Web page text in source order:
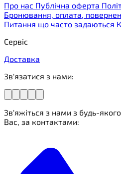
Про нас Публічна оферта
Бронювання, оплата,
Питання що часто задаються
Сервіс
Доставка
Зв'язатися з нами:
Зв'яжіться з нами з будь-
Вас, за контактами: